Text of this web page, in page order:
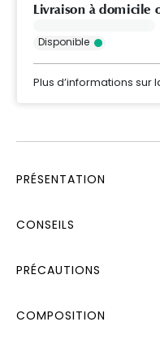
Livraison à domicile
Disponible
Plus d’informations sur
PRÉSENTATION
CONSEILS
PRÉCAUTIONS
COMPOSITION